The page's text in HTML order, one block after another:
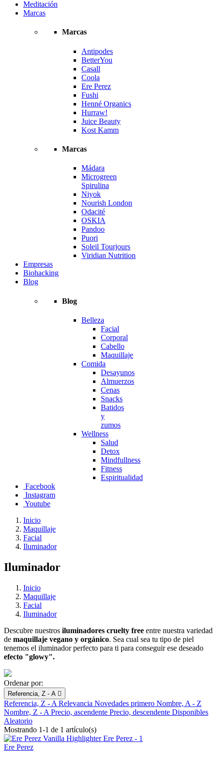
Meditación
Marcas
Marcas
Antipodes
BetterYou
Casall
Coola
Ere Perez
Fushi
Henné Organics
Hurraw!
Juice Beauty
Kost Kamm
Marcas
Mádara
Microgreen
Spirulina
Niyok
Nourish London
Odacité
OSKIA
Pandoo
Puori
Soleil Tourjours
Viridian Nutrition
Empresas
Biohacking
Blog
Blog
Belleza
Facial
Corporal
Cabello
Maquillaje
Comida
Desayunos
Almuerzos
Cenas
Snacks
Batidos
y
zumos
Wellness
Salud
Detox
Mindfullness
Fitness
Espiritualidad
Facebook
Instagram
Youtube
Inicio
Maquillaje
Facial
Iluminador
Iluminador
Inicio
Maquillaje
Facial
Iluminador
Descubre nuestros iluminadores cruelty free entre nuestra variedad
de maquillaje vegano y orgánico. Sea cual sea tu tipo de piel
tenemos el iluminador perfecto para ti para conseguir ese deseado
efecto "glowy".
Ordenar por:
Referencia, Z - A 
Referencia, Z - A Relevancia Novedades primero Nombre, A - Z
Nombre, Z - A Precio, ascendente Precio, descendente Disponibles
Aleatorio
Mostrando 1-1 de 1 artículo(s)
Ere Perez